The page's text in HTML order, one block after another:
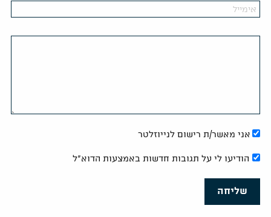
אני מאשר/ת רישום לנייוזלטר
הודיעו לי על תגובות חדשות באמצעות הדוא"ל
שליחה